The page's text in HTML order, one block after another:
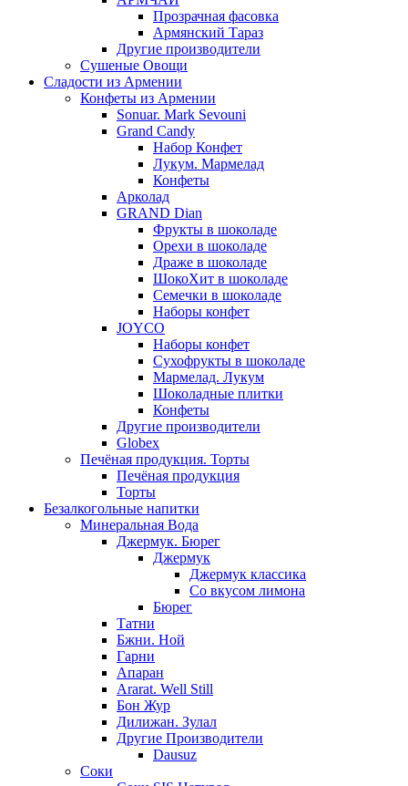
Прозрачная фасовка
Армянский Тараз
Другие производители
Сушеные Овощи
Сладости из Армении
Конфеты из Армении
Sonuar. Mark Sevouni
Grand Candy
Набор Конфет
Лукум. Мармелад
Конфеты
Арколад
GRAND Dian
Фрукты в шоколаде
Орехи в шоколаде
Драже в шоколаде
ШокоХит в шоколаде
Семечки в шоколаде
Наборы конфет
JOYCO
Наборы конфет
Сухофрукты в шоколаде
Мармелад. Лукум
Шоколадные плитки
Конфеты
Другие производители
Globex
Печёная продукция. Торты
Печёная продукция
Торты
Безалкогольные напитки
Минеральная Вода
Джермук. Бюрег
Джермук
Джермук классика
Со вкусом лимона
Бюрег
Татни
Бжни. Ной
Гарни
Апаран
Ararat. Well Still
Бон Жур
Дилижан. Зулал
Другие Производители
Dausuz
Соки